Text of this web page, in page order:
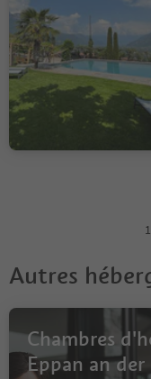
Autres
Chambres
Eppan an der